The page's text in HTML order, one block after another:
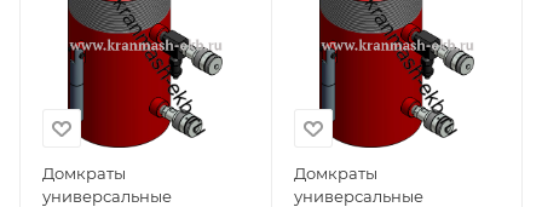
Домкраты
универсальные
Домкраты
универсальные